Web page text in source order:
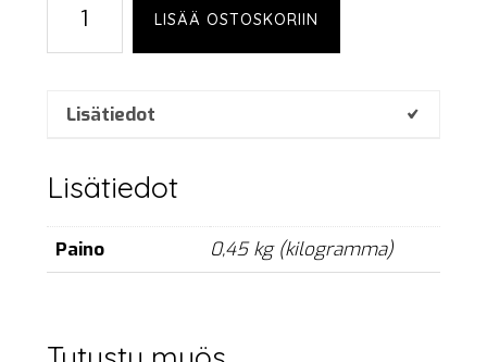
extension,
case
LISÄÄ OSTOSKORIIN
Lisätiedot
Lisätiedot
Paino 0,45 kg (kilogramma)